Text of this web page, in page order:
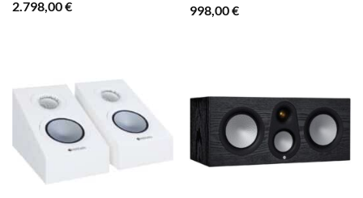
2.798,00€
998,00€